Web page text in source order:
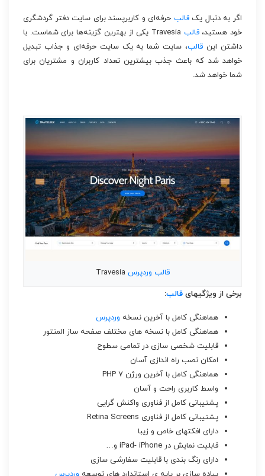
اگر به دنبال یکقالب حرفه‌ای و کاربرپسند برای سایت دفتر گردشگری
خود هستید،قالب
Travesia یکی از بهترین گزینه‌ها برای شماست. با
داشتن این قالب، سایت شما به یک سایت حرفه‌ای و جذاب تبدیل
خواهد شد که باعث جذب بیشترین تعداد کاربران و مشتریان برای
شما خواهد شد.
قالب وردپرس Travesia
برخی از ویژگیهای قالب:
هماهنگی کامل با آخرین نسخه وردپرس
هماهنگی کامل با نسخه های مختلف صفحه ساز المنتور
قابلیت شخصی سازی در تمامی سطوح
امکان نصب راه اندازی آسان
هماهنگی کامل با آخرین ورژن PHP ۷
واسط کاربری راحت و آسان
پشتیبانی کامل از فناوری واکنش گرایی
پشتیبانی کامل از فناوری Retina Screens
دارای افکتهای خاص و زیبا
قابلیت نمایش در iPad- iPhone و…
دارای رنگ بندی با قابلیت سفارشی سازی